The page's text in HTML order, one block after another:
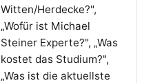
Witten/Herdecke?",
„Wofür ist Michael
Steiner Experte?", „Was
kostet das Studium?",
„Was ist die aktuellste